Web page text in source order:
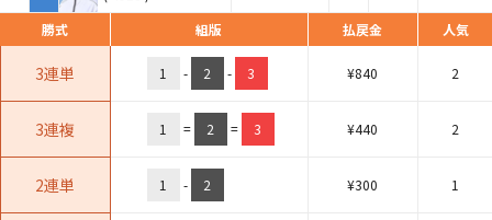
勝式 組版 払戻金 人気
3連単 1 - 2 - 3 ¥840 2
3連複 1 = 2 = 3 ¥440 2
2連単 1 - 2 ¥300 1